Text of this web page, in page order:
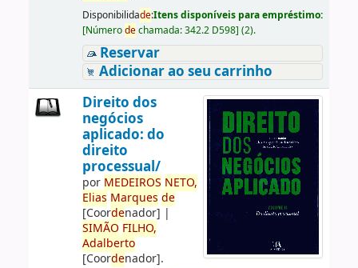
Disponibilidade:Itens disponíveis para empréstimo:
[Númerodechamada:342.2 D598] (2).
Reservar
Adicionar ao seu carrinho
Direito dos
negócios
aplicado: do
direito
processual/
por MEDEIROS NETO,
Elias Marques de
[Coordenador] |
SIMÃO FILHO,
Adalberto
[Coordenador].